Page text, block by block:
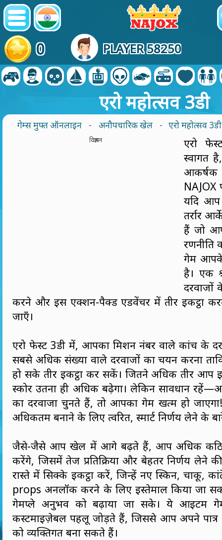
0 PLAYER 58250
एरो महोत्सव 3डी
गेम्स मुफ्त ऑनलाइन - अनौपचारिक खेल - एरो महोत्सव 3डी
विज्ञापन
एरो
स्वागत
आकर्षक
यदि
तर्रार
हैं जो
रणनीति
गेम
है। एक
दरवाजों
करने और इस एक्शन-पैक्ड एडवेंचर में तीर इकट्ठा
जाएँ।
एरो फेस्ट 3डी में, आपका मिशन नंबर वाले कांच के
सबसे अधिक संख्या वाले दरवाजों का चयन करना
हो सके तीर इकट्ठा कर सकें। जितने अधिक तीर आप
स्कोर उतना ही अधिक बढ़ेगा। लेकिन सावधान
का दरवाजा चुनते हैं, तो आपका गेम खत्म हो
अधिकतम बनाने के लिए त्वरित, स्मार्ट निर्णय लेने के
जैसे-जैसे आप खेल में आगे बढ़ते हैं, आप अधिक कठिन
करेंगे, जिसमें तेज प्रतिक्रिया और बेहतर निर्णय लेने
रास्ते में सिक्के इकट्ठा करें, जिन्हें नए स्किन, चाकू,
props अनलॉक करने के लिए इस्तेमाल किया जा
गेमप्ले अनुभव को बढ़ाया जा सके। ये आइटम
कस्टमाइज़ेबल पहलू जोड़ते हैं, जिससे आप अपने पात्र
को व्यक्तिगत बना सकते हैं।